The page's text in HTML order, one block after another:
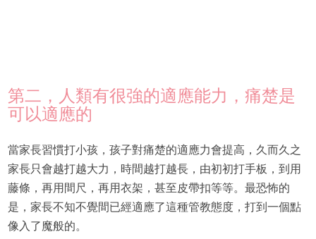
第二，人類有很強的適應能力，痛楚是
可以適應的
當家長習慣打小孩，孩子對痛楚的適應力會提高，久而久之
家長只會越打越大力，時間越打越長，由初初打手板，到用
藤條，再用間尺，再用衣架，甚至皮帶扣等等。最恐怖的
是，家長不知不覺間已經適應了這種管教態度，打到一個點
像入了魔般的。